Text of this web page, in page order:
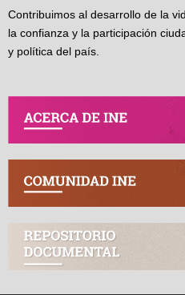
Contribuimos al desarrollo de la
la confianza y la participación
y política del país.